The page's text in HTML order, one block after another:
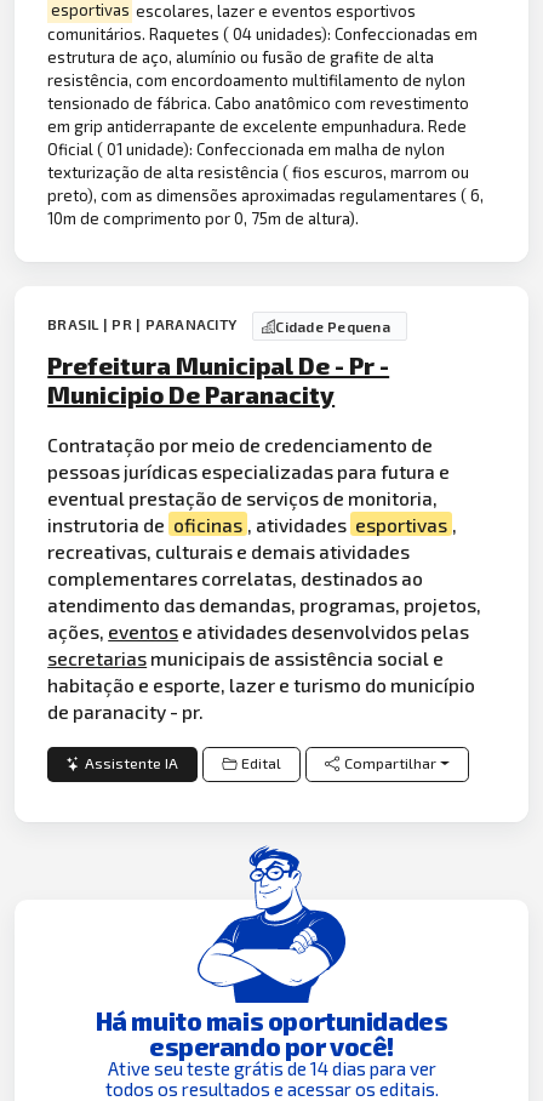
esportivas escolares, lazer e eventos esportivos
comunitários. Raquetes ( 04 unidades): Confeccionadas em
estrutura de aço, alumínio ou fusão de grafite de alta
resistência, com encordoamento multifilamento de nylon
tensionado de fábrica. Cabo anatômico com revestimento
em grip antiderrapante de excelente empunhadura. Rede
Oficial ( 01 unidade): Confeccionada em malha de nylon
texturização de alta resistência ( fios escuros, marrom ou
preto), com as dimensões aproximadas regulamentares ( 6,
10m de comprimento por 0, 75m de altura).
BRASIL | PR | PARANACITY Cidade Pequena
Prefeitura Municipal De - Pr -
Municipio De Paranacity
Contratação por meio de credenciamento de
pessoas jurídicas especializadas para futura e
eventual prestação de serviços de monitoria,
instrutoria de oficinas , atividades esportivas
recreativas, culturais e demais atividades
complementares correlatas, destinados ao
atendimento das demandas, programas, projetos,
ações, eventos e atividades desenvolvidos pelas
secretarias municipais de assistência social e
habitação e esporte, lazer e turismo do município
de paranacity - pr.
Assistente IA Edital Compartilhar
Há muito mais oportunidades
esperando por você!
Ative seu teste grátis de 14 dias para ver
todos os resultados e acessar os editais.